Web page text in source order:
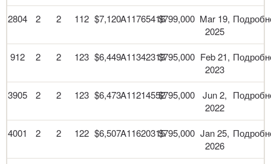
2804 2 2 112 $7,120A11765416$799,000 Mar 19,
2025
912 2 2 123 $6,449A11342313$795,000 Feb 21,
2023
3905 2 2 123 $6,473A11214552$795,000
Jun 2,
2022
4001 2 2 122 $6,507A11620315$795,000 Jan 25,
2026